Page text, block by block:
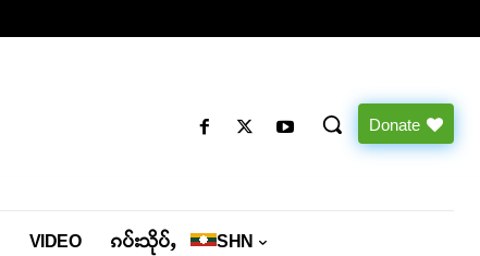
Donate
VIDEO ၵပ်းသိုပ်ႇ SHN